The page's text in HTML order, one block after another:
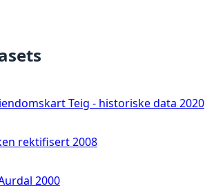
Teig - historiske data 2020
rektifisert 2008
2000